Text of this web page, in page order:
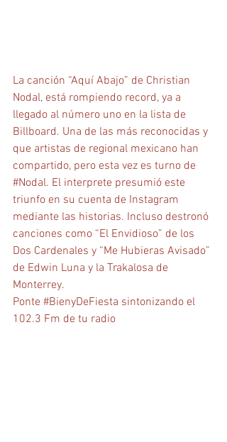
La canción “Aquí Abajo” de Christian
Nodal, está rompiendo record, ya a
llegado al número uno en la lista de
Billboard. Una de las más reconocidas y
que artistas de regional mexicano han
compartido, pero esta vez es turno de
#Nodal. El interprete presumió este
triunfo en su cuenta de Instagram
mediante las historias. Incluso destronó
canciones como “El Envidioso” de los
Dos Cardenales y “Me Hubieras Avisado”
de Edwin Luna y la Trakalosa de
Monterrey.
Ponte #BienyDeFiesta sintonizando el
102.3 Fm de tu radio